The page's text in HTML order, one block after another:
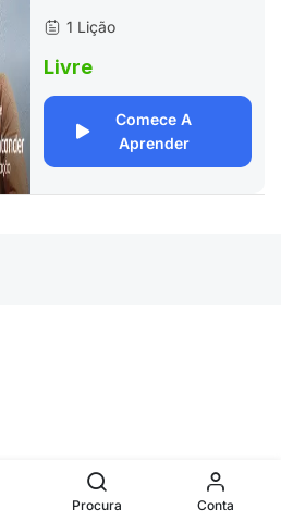
1 Lição
Livre
Comece A
Aprender
Procura Conta